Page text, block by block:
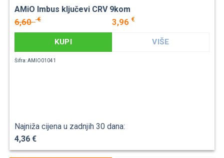
AMiO Imbus ključevi CRV 9kom
6,60€ 3,96 €
KUPI VIŠE
Šifra: AMIO01041
Najniža cijena u zadnjih 30 dana:
4,36 €